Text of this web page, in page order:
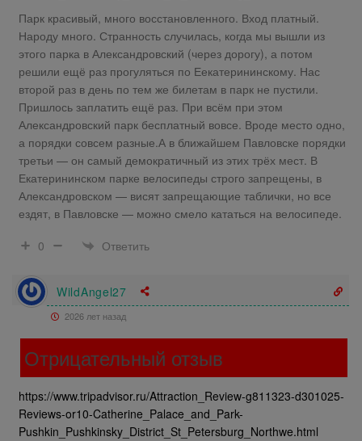
Парк красивый, много восстановленного. Вход платный.
Народу много. Странность случилась, когда мы вышли из
этого парка в Александровский (через дорогу), а потом
решили ещё раз прогуляться по Еекатерининскому. Нас
второй раз в день по тем же билетам в парк не пустили.
Пришлось заплатить ещё раз. При всём при этом
Александровский парк бесплатный вовсе. Вроде место одно,
а порядки совсем разные.А в ближайшем Павловске порядки
третьи — он самый демократичный из этих трёх мест. В
Екатерининском парке велосипеды строго запрещены, в
Александровском — висят запрещающие таблички, но все
ездят, в Павловске — можно смело кататься на велосипеде.
0
Ответить
WildAngel27
2026 лет назад
Отрицательный отзыв
https://www.tripadvisor.ru/Attraction_Review-g811323-d301025-
Reviews-or10-Catherine_Palace_and_Park-
Pushkin_Pushkinsky_District_St_Petersburg_Northwe.html